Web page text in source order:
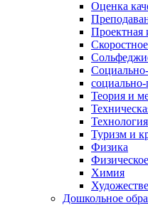
Оценка
Проектная
социально-
Теория и
Технология
Туризм и
Физика
Химия
Дошкольное